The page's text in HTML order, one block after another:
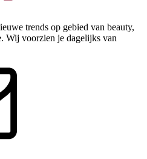
trends op gebied van beauty,
Wij voorzien je dagelijks van